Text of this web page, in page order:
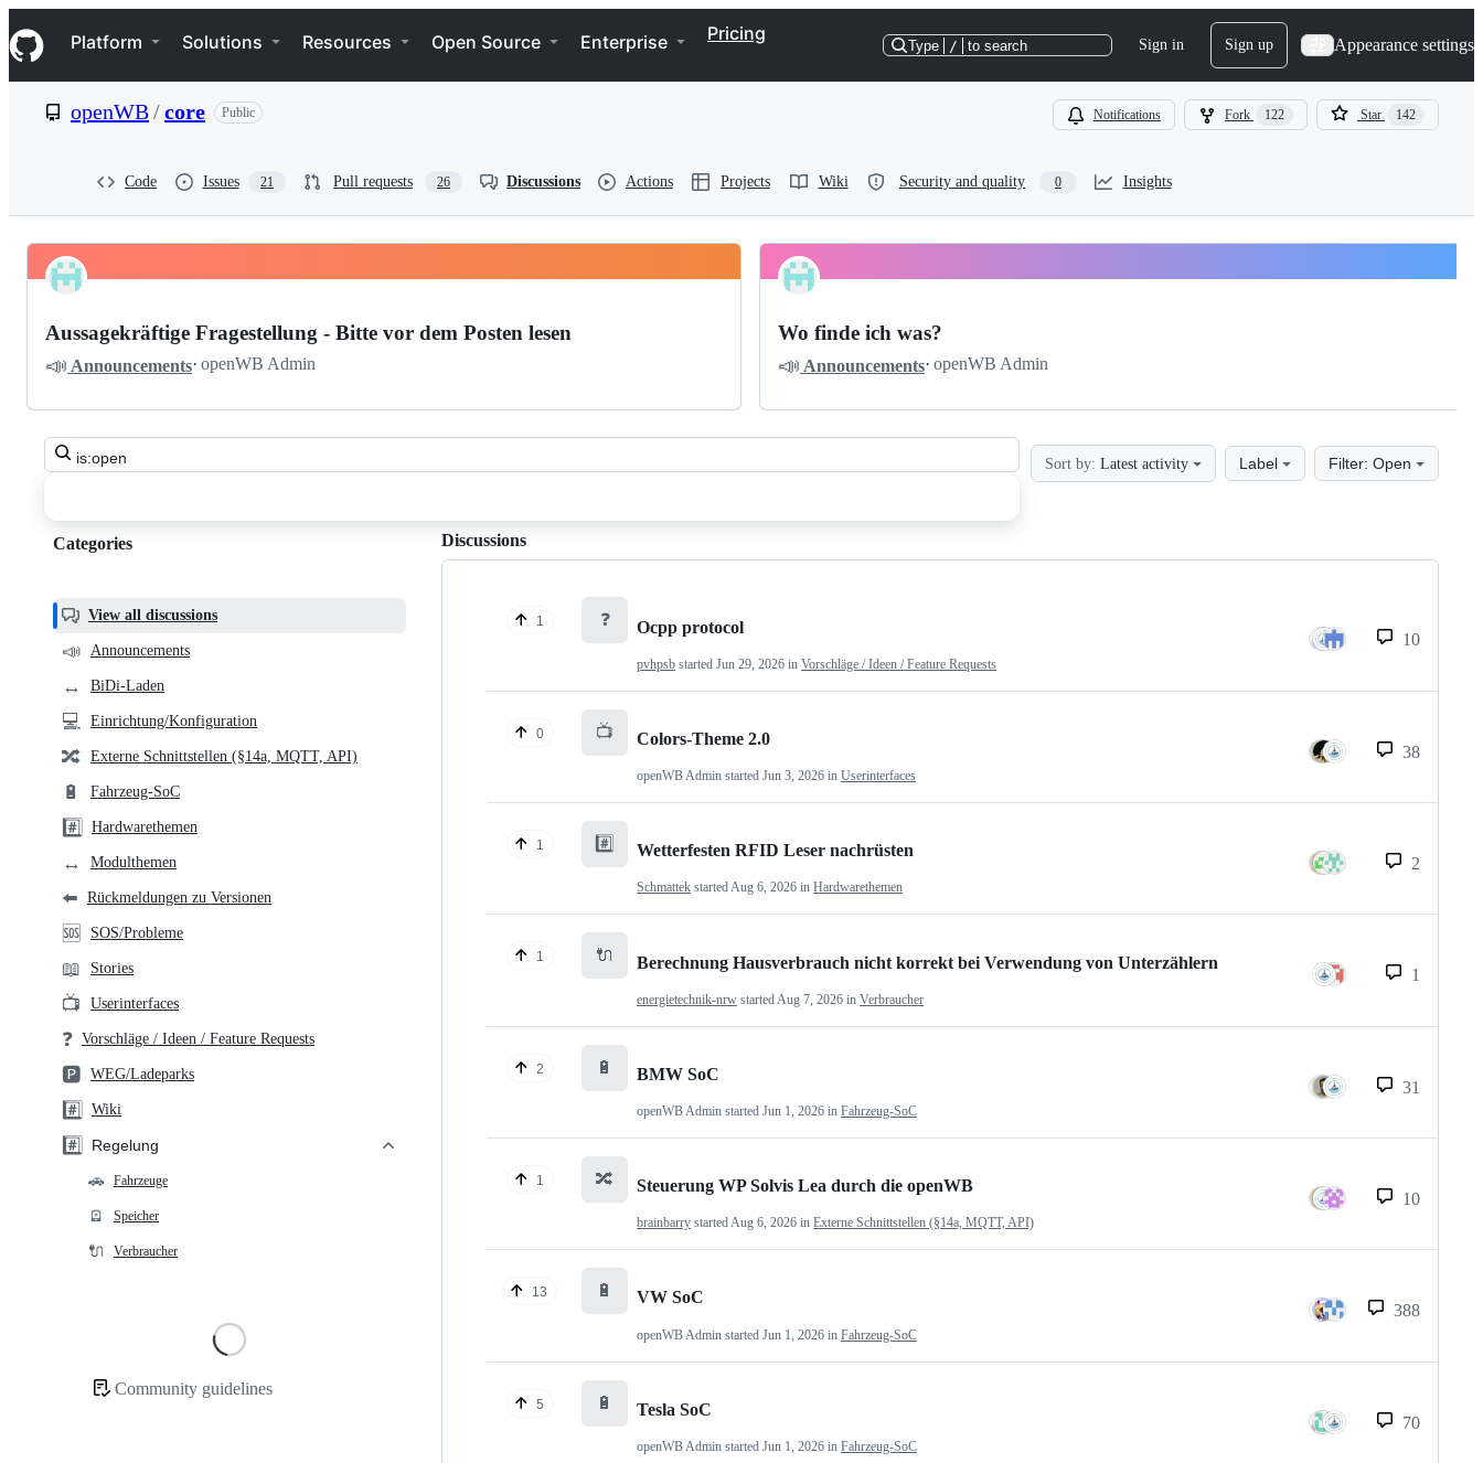
k
i
p
e
Navigation Menu
Platform Solutions Resources Open Source Enterprise Pricing
Type / to search Sign in Sign up Appearance settings
openWB/core Public Notifications Fork 122 Star 142
Code Issues 21 Pull requests 26 Discussions Actions Projects Wiki Security and quality 0 Insights
openWB
core
Discussions
Pinned
Aussagekräftige Fragestellung - Bitte vor dem Posten lesen
📣 Announcements· openWB Admin
Wo finde ich was?
📣 Announcements· openWB Admin
Search
all
Sort by: Latest activity Label Filter: Open
Categories,
helpful,
and
links
Categories
View all discussions
📣 Announcements
↔️ BiDi-Laden
💻 Einrichtung/Konfiguration
🔀 Externe Schnittstellen (§14a, MQTT, API)
🔋 Fahrzeug-SoC
#️⃣ Hardwarethemen
↔️ Modulthemen
⬅️ Rückmeldungen zu Versionen
🆘 SOS/Probleme
📖 Stories
📺 Userinterfaces
❓ Vorschläge / Ideen / Feature Requests
🅿️ WEG/Ladeparks
#️⃣ Wiki
#️⃣
Regelung
🚗
Fahrzeuge
🪫 Speicher
🔌 Verbraucher
Community guidelines
Discussions
1 ❓ Ocpp protocol
pvhpsb started Jun 29, 2026 in Vorschläge / Ideen / Feature Requests
10
0 📺 Colors-Theme 2.0
openWB Admin started Jun 3, 2026 in Userinterfaces
38
1 #️⃣ Wetterfesten RFID Leser nachrüsten
Schmattek startedAug 6, 2026 in Hardwarethemen
2
1 🔌 Berechnung Hausverbrauch nicht korrekt bei Verwendung von Unterzählern
energietechnik-nrw started Aug 7, 2026 in Verbraucher
1
2 🔋 BMW SoC
openWB Admin started Jun 1, 2026 in Fahrzeug-SoC
31
1 🔀 Steuerung WP Solvis Lea durch die openWB
brainbarry startedAug 6, 2026 in Externe Schnittstellen (§14a, MQTT, API)
10
13 🔋 VW SoC
openWB Admin started Jun 1, 2026 in Fahrzeug-SoC
388
5 🔋 Tesla SoC
openWB Admin started Jun 1, 2026 in Fahrzeug-SoC
70